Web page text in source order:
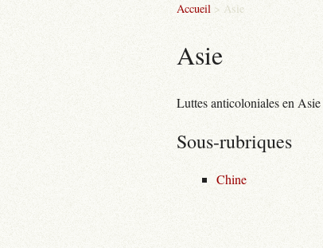
Accueil > Asie
Asie
Luttes anticoloniales en Asie
Sous-rubriques
Chine